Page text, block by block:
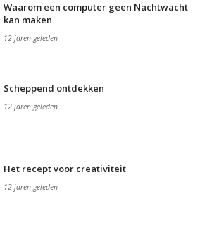
Waarom een computer geen Nachtwacht
kan maken
12 jaren geleden
Scheppend ontdekken
12 jaren geleden
Het recept voor creativiteit
12 jaren geleden